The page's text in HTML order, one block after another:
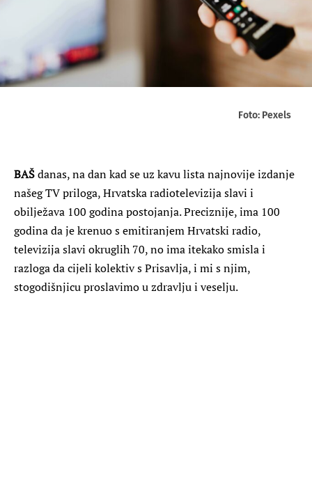
Foto: Pexels
BAŠdanas, na dan kad se uz kavu lista najnovije izdanje
našeg TV priloga, Hrvatska radiotelevizija slavi i
obilježava 100 godina postojanja. Preciznije, ima 100
godina da je krenuo s emitiranjem Hrvatski radio,
televizija slavi okruglih 70, no ima itekako smisla i
razloga da cijeli kolektiv s Prisavlja, i mi s njim,
stogodišnjicu proslavimo u zdravlju i veselju.